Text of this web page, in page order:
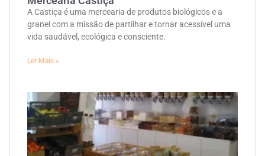
A Castiça é uma mercearia de produtos biológicos e a
granel com a missão de partilhar e tornar acessível uma
vida saudável, ecológica e consciente.
Ler Mais »